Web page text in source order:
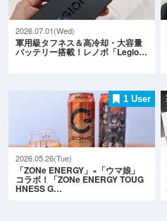
2026.07.01(Wed)
軍用級タフネス＆高冷却・大容量
バッテリー搭載！レノボ「Legio…
1 User
2026.05.26(Tue)
「ZONe ENERGY」×「ウマ娘」
コラボ！「ZONe ENERGY TOUG
HNESS G…